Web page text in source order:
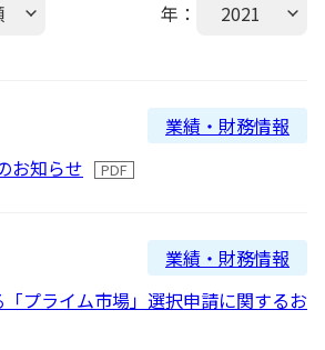
報開示
お問い合わせ
年： 2021
2026
2023
2022
業績・財務情報
お知らせ
業績・財務情報
プライム市場」選択申請に関するお